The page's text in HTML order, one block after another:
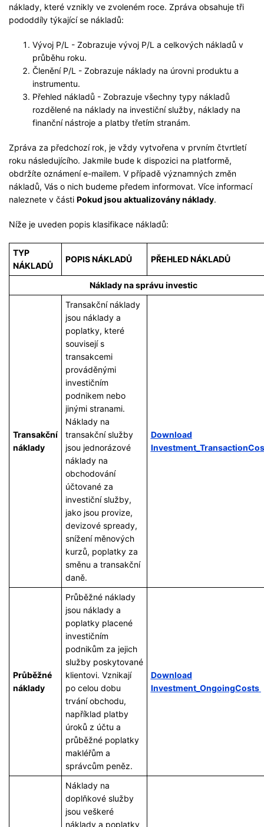
náklady, které vznikly ve zvoleném roce. Zpráva obsahuje tři
pododdíly týkající se nákladů:
Vývoj P/L - Zobrazuje vývoj P/L a celkových nákladů v
průběhu roku.
Členění P/L - Zobrazuje náklady na úrovni produktu a
instrumentu.
Přehled nákladů - Zobrazuje všechny typy nákladů
rozdělené na náklady na investiční služby, náklady na
finanční nástroje a platby třetím stranám.
Zpráva za předchozí rok, je vždy vytvořena v prvním čtvrtletí
roku následujícího. Jakmile bude k dispozici na platformě,
obdržíte oznámení e-mailem. V případě významných změn
nákladů, Vás o nich budeme předem informovat. Více informací
naleznete v části Pokud jsou aktualizovány náklady.
Níže je uveden popis klasifikace nákladů:
TYP
NÁKLADŮ
POPIS NÁKLADŮ PŘEHLED NÁKLADŮ
Náklady na správu investic
Transakční
náklady
Transakční náklady
jsou náklady a
poplatky, které
souvisejí s
transakcemi
prováděnými
investičním
podnikem nebo
jinými stranami.
Náklady na
transakční služby
jsou jednorázové
náklady na
obchodování
účtované za
investiční služby,
jako jsou provize,
devizové spready,
snížení měnových
kurzů, poplatky za
směnu a transakční
daně.
Download
Průběžné
náklady
Průběžné náklady
jsou náklady a
poplatky placené
investičním
podnikům za jejich
služby poskytované
klientovi. Vznikají
po celou dobu
trvání obchodu,
například platby
úroků z účtu a
průběžné poplatky
makléřům a
správcům peněz.
Download
Investment_OngoingCosts
Náklady na
doplňkové služby
jsou veškeré
náklady a poplatky